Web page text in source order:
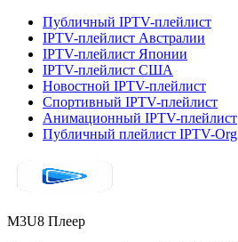
Публичный IPTV-плейлист
IPTV-плейлист Австралии
IPTV-плейлист Японии
IPTV-плейлист США
Новостной IPTV-плейлист
Спортивный IPTV-плейлист
Анимационный IPTV-плейлист
Публичный плейлист IPTV-Org
M3U8 Плеер